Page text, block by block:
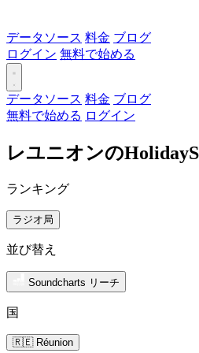
データソース 料金 ブログ
ログイン 無料で始める
データソース 料金 ブログ
無料で始める ログイン
レユニオンの
ランキング
ラジオ局
並び替え
Soundcharts リーチ
国
🇷🇪 Réunion